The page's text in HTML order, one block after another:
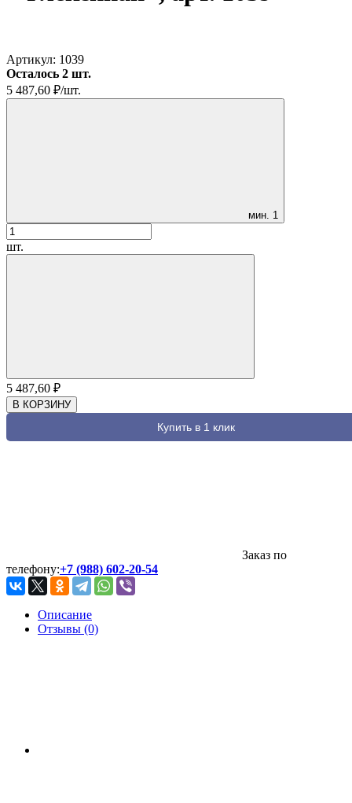
Артикул: 1039
Осталось 2 шт.
5 487,60 ₽/шт.
мин. 1
шт.
5 487,60 ₽
В КОРЗИНУ
Купить в 1 клик
Заказ по
телефону:+7 (988) 602-20-54
Описание
Отзывы (0)